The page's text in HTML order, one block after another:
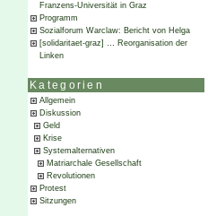
Franzens-Universität in Graz
Programm
Sozialforum Warclaw: Bericht von Helga
[solidaritaet-graz] … Reorganisation der
Linken
Kategorien
Allgemein
Diskussion
Geld
Krise
Systemalternativen
Matriarchale Gesellschaft
Revolutionen
Protest
Sitzungen